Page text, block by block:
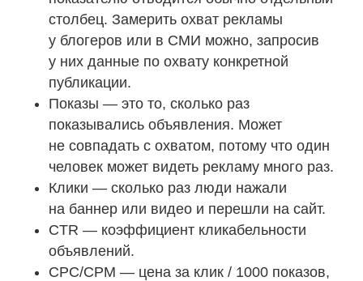
столбец. Замерить охват рекламы
у блогеров или в СМИ можно, запросив
у них данные по охвату конкретной
публикации.
Показы — это то, сколько раз
показывались объявления. Может
не совпадать с охватом, потому что один
человек может видеть рекламу много раз.
Клики — сколько раз люди нажали
на баннер или видео и перешли на сайт.
CTR — коэффициент кликабельности
объявлений.
CPC/CPM — цена за клик / 1000 показов,